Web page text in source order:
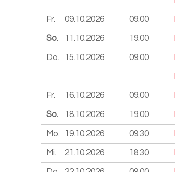
Fr. 09.10.2026 09.00
So. 11.10.2026 19.00
Do. 15.10.2026 09.00
Fr. 16.10.2026 09.00
So. 18.10.2026 19.00
Mo. 19.10.2026 09.30
Mi. 21.10.2026 18.30